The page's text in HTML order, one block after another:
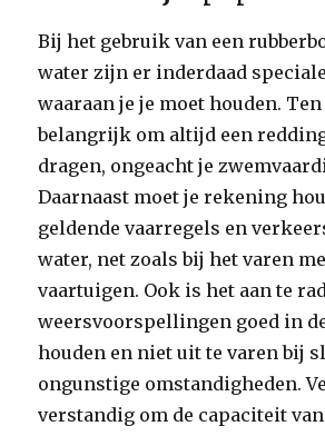
Bij het gebruik van een
water zijn er inderdaad
waaraan je je moet houden.
belangrijk om altijd een
dragen, ongeacht je
Daarnaast moet je rekening
geldende vaarregels en
water, net zoals bij het varen
vaartuigen. Ook is het aan te
weersvoorspellingen goed in
houden en niet uit te varen bij
ongunstige omstandigheden.
verstandig om de capaciteit